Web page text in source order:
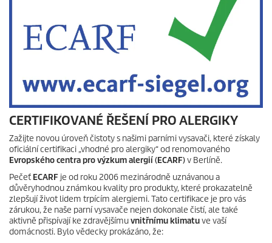
CERTIFIKOVANÉ ŘEŠENÍ PRO ALERGIKY
Zažijte novou úroveň čistoty s našimi parními vysavači, které získaly
oficiální certifikaci „vhodné pro alergiky“ od renomovaného
Evropského centra pro výzkum alergií (ECARF)v Berlíně.
Pečeť ECARF je od roku 2006 mezinárodně uznávanou a
důvěryhodnou známkou kvality pro produkty, které prokazatelně
zlepšují život lidem trpícím alergiemi. Tato certifikace je pro vás
zárukou, že naše parní vysavače nejen dokonale čistí, ale také
aktivně přispívají ke zdravějšímuvnitřnímuklimatuve vaší
domácnosti. Bylo vědecky prokázáno, že: